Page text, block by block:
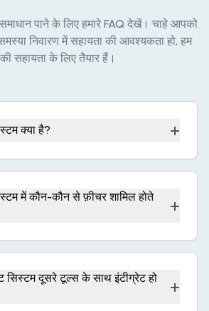
समाधान पाने के लिए हमारे FAQ देखें। चाहे आपको
निवारण में सहायता की आवश्यकता हो, हम
सहायता के लिए तैयार हैं।
क्या है? +
में कौन-कौन से फ़ीचर शामिल होते
+
सिस्टम दूसरे टूल्स के साथ इंटीग्रेट हो
+